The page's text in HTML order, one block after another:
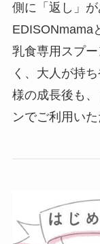
側に「返し」が
EDISONmama
乳食専用スプ
く、大人が持
様の成長後も
ンでご利用いた